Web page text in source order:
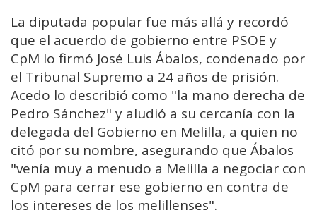
La diputada popular fue más allá y recordó
que el acuerdo de gobierno entre PSOE y
CpM lo firmó José Luis Ábalos, condenado por
el Tribunal Supremo a 24 años de prisión.
Acedo lo describió como "la mano derecha de
Pedro Sánchez" y aludió a su cercanía con la
delegada del Gobierno en Melilla, a quien no
citó por su nombre, asegurando que Ábalos
"venía muy a menudo a Melilla a negociar con
CpM para cerrar ese gobierno en contra de
los intereses de los melillenses".